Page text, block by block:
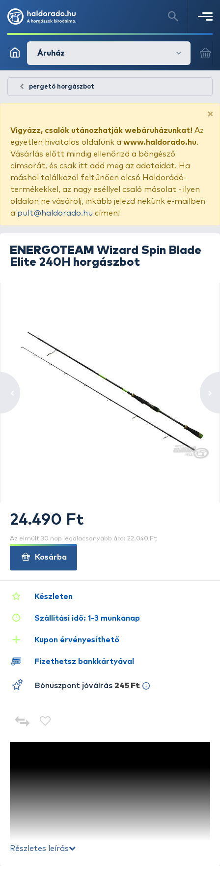
Áruház
pergető horgászbot
×
Vigyázz, csalók utánozhatják webáruházunkat! Az
egyetlen hivatalos oldalunk a www.haldorado.hu.
Vásárlás előtt mindig ellenőrizd a böngésző
címsorát, és csak itt add meg az adataidat. Ha
máshol találkozol feltűnően olcsó Haldorádó-
termékekkel, az nagy eséllyel csaló másolat - ilyen
oldalon ne vásárolj, inkább jelezd nekünk e-mailben
a pult@haldorado.hu címen!
ENERGOTEAM Wizard Spin Blade
Elite 240H horgászbot
Részletes leírás
Készleten
Szállítási idő: 1-3 munkanap
Kupon érvényesíthető
Fizethetsz bankkártyával
Bónuszpont jóváírás 245 Ft
24.490 Ft
Az elmúlt 30 nap legalacsonyabb ára: 22.040 Ft
Kosárba